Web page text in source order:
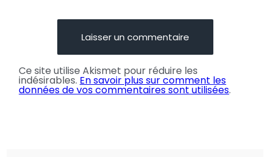
Ce site utilise Akismet pour réduire les
indésirables. En savoir plus sur comment les
données de vos commentaires sont utilisées.